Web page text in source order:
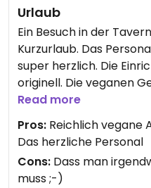
Urlaub
Ein Besuch in der
Kurzurlaub. Das
super herzlich. Die
originell. Die veganen
super gewürzt, sehr
ersten Mal das vegane
traumhaft. Wir
hierher. Vielleicht
mal um einen veganen
Read more
Pros: Reichlich vegane
Das herzliche Personal
Cons: Dass man
muss ;-)